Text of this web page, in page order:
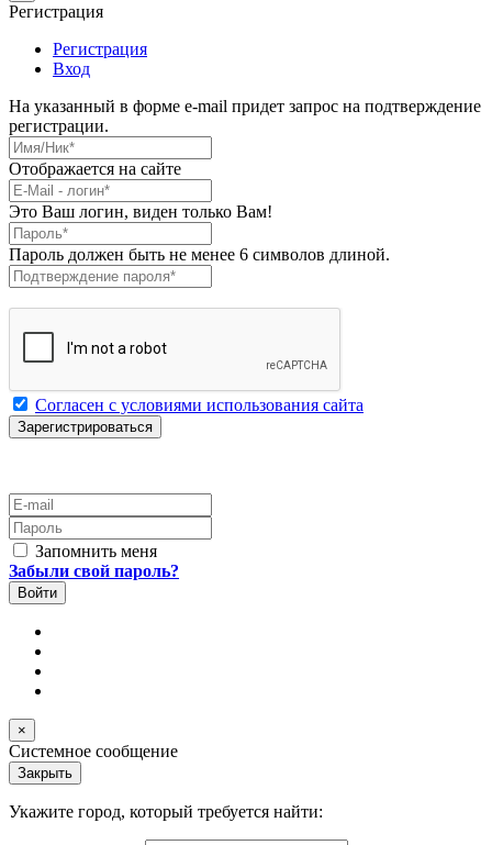
Регистрация
Регистрация
Вход
На указанный в форме e-mail придет запрос на подтверждение
регистрации.
Имя/Ник
Отображается на сайте
E-Mail *
Это Ваш логин, виден только Вам!
Пароль*
Пароль должен быть не менее 6 символов длиной.
Подтверждение пароля
Согласен с условиями использования сайта
E-mail
Пароль
Запомнить меня
Забыли свой пароль?
×
Системное сообщение
Закрыть
Укажите город, который требуется найти: